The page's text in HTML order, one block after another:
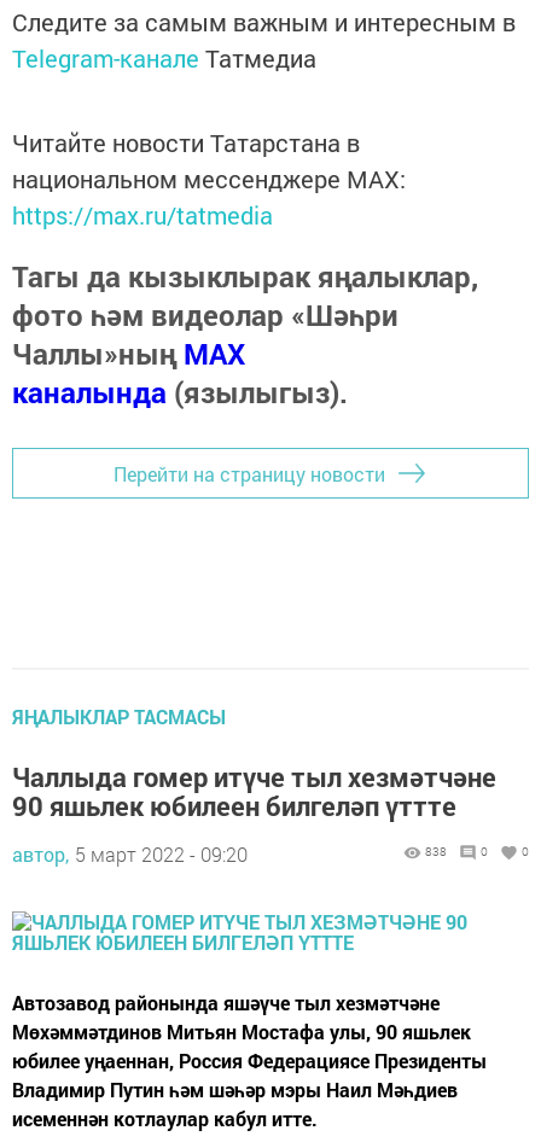
Следите за самым важным и интересным в
Telegram-канале Татмедиа
Читайте новости Татарстана в
национальном мессенджере MАХ:
https://max.ru/tatmedia
Тагы да кызыклырак яңалыклар,
фото һәм видеолар «Шәһри
Чаллы»ныңMAX
каналында (язылыгыз).
Перейти на страницу новости
ЯҢАЛЫКЛАР ТАСМАСЫ
Чаллыда гомер итүче тыл хезмәтчәне
90 яшьлек юбилеен билгеләп үттте
автор, 5 март 2022 - 09:20 838 0 0
Автозавод районында яшәүче тыл хезмәтчәне
Мөхәммәтдинов Митьян Мостафа улы, 90 яшьлек
юбилее уңаеннан, Россия Федерациясе Президенты
Владимир Путин һәм шәһәр мэры Наил Мәһдиев
исеменнән котлаулар кабул итте.